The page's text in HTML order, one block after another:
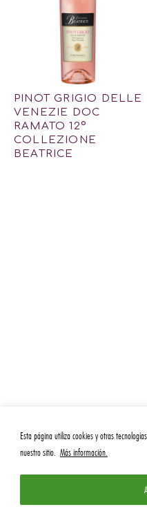
Esta página utiliza cookies y otras
nuestro sitio. Más información.
PINOT GRIGIO DELLE
VENEZIE DOC
RAMATO 12º
COLLEZIONE
BEATRICE